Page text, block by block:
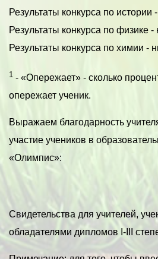
Результаты конкурса по истории
Результаты конкурса по физике -
Результаты конкурса по химии -
1 - «Опережает» - сколько
опережает ученик.
Выражаем благодарность
участие учеников в
«Олимпис»:
Свидетельства для учителей,
обладателями дипломов I-III